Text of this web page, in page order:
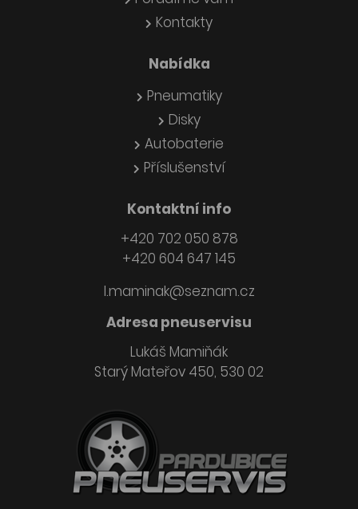
Kontakty
Nabídka
Pneumatiky
Disky
Autobaterie
Příslušenství
Kontaktní info
+420 702 050 878
+420 604 647 145
l.maminak@seznam.cz
Adresa pneuservisu
Lukáš Mamiňák
Starý Mateřov 450, 530 02